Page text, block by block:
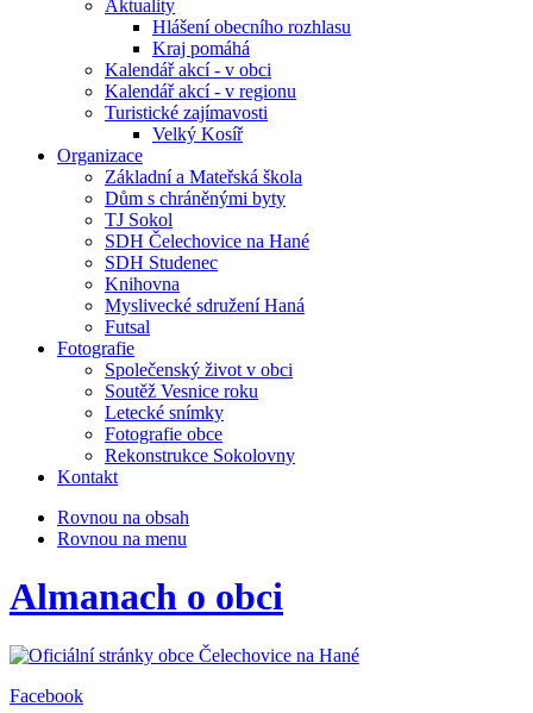
Aktuality
Hlášení obecního rozhlasu
Kraj pomáhá
Kalendář akcí - v obci
Kalendář akcí - v regionu
Turistické zajímavosti
Velký Kosíř
Organizace
Základní a Mateřská škola
Dům s chráněnými byty
TJ Sokol
SDH Čelechovice na Hané
SDH Studenec
Knihovna
Myslivecké sdružení Haná
Futsal
Fotografie
Společenský život v obci
Soutěž Vesnice roku
Letecké snímky
Fotografie obce
Rekonstrukce Sokolovny
Kontakt
Rovnou na obsah
Rovnou na menu
Almanach o obci
Facebook